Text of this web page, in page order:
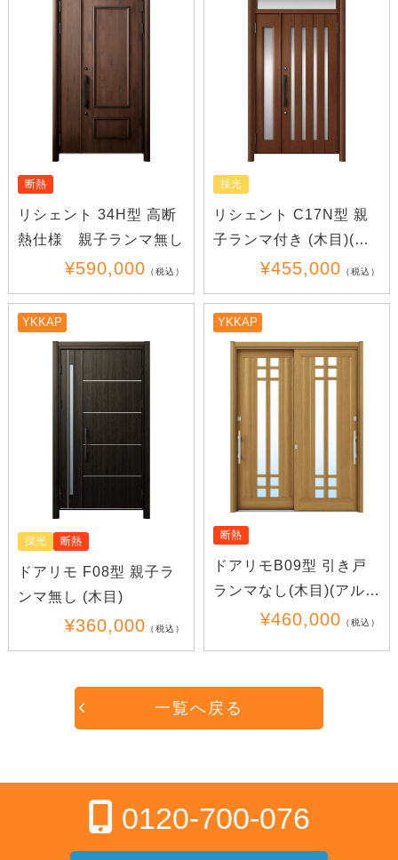
断熱
リシェント 34H型 高断
熱仕様 親子ランマ無し
¥590,000 （税込）
採光
リシェント C17N型 親
子ランマ付き (木目)(ア
¥455,000 （税込）
YKKAP
採光 断熱
ドアリモ F08型 親子ラ
ンマ無し (木目)
¥360,000 （税込）
YKKAP
断熱
ドアリモB09型 引き戸
ランマなし(木目)(アル
¥460,000 （税込）
一覧へ戻る
0120-700-076